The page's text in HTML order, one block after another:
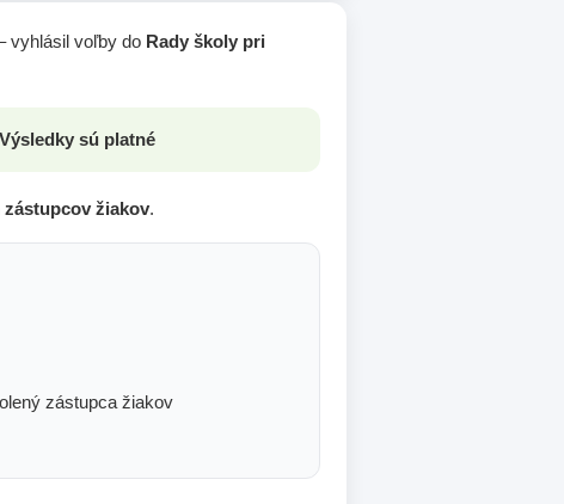
vyhlásil voľby do Rady školy pri
Výsledky sú platné
žiakov.
zástupca žiakov